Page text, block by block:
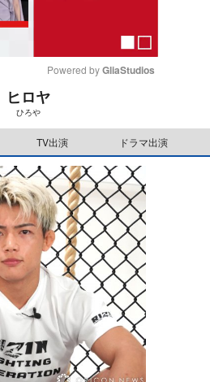
Powered by GliaStudios
ヒロヤ
ひろ
TV出演 ドラマ出演